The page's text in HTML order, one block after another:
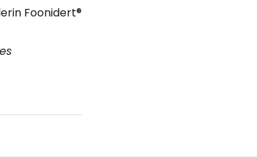
Foonidert®